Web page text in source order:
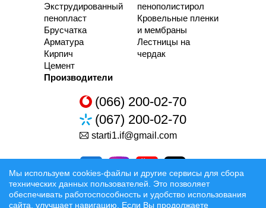
Экструдированный
пенопласт
Брусчатка
Арматура
Кирпич
Цемент
пенополистирол
Кровельные пленки
и мембраны
Лестницы на
чердак
Производители
(066) 200-02-70
(067) 200-02-70
starti1.if@gmail.com
Мы используем cookies-файлы и другие сервисы для сбора
технических данных пользователей. Это позволяет
обеспечивать работоспособность и удобство использования
сайта, улучшает навигацию. Если Вы продолжаете